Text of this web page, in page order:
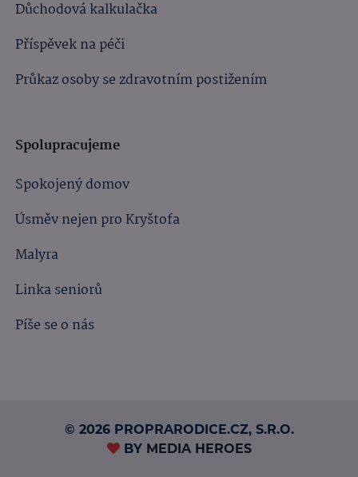
Důchodová kalkulačka
Příspěvek na péči
Průkaz osoby se zdravotním postižením
Spolupracujeme
Spokojený domov
Úsměv nejen pro Kryštofa
Malyra
Linka seniorů
Píše se o nás
© 2026 PROPRARODICE.CZ, S.R.O.
BY MEDIA HEROES